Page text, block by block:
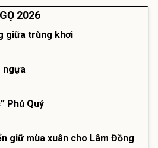
2026
giữa trùng khơi
ngựa
Phú Quý
giữ mùa xuân cho Lâm Đồng